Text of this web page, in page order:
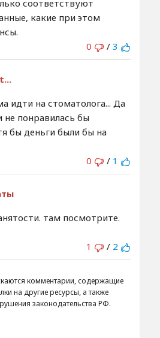
соответствуют
какие при этом
0
/ 3
идти на стоматолога... Да
не понравилась бы
бы деньги были бы на
0
/ 1
там посмотрите.
1
/ 2
комментарии, содержащие
на другие ресурсы, а также
законодательства РФ.